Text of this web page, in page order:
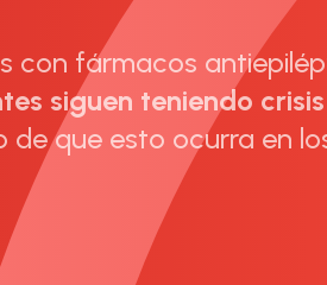
con fármacos
siguen teniendo crisis
de que esto ocurra en